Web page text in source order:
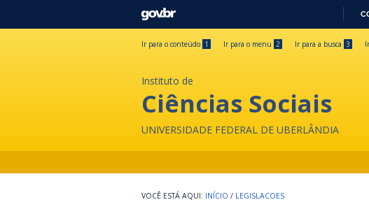
GOVBR
Ir para o conteúdo 1 Ir para o menu 2 Ir para a busca 3
Instituto de
Ciências Sociais
UNIVERSIDADE FEDERAL DE UBERLÂNDIA
INÍCIO / LEGISLACOES